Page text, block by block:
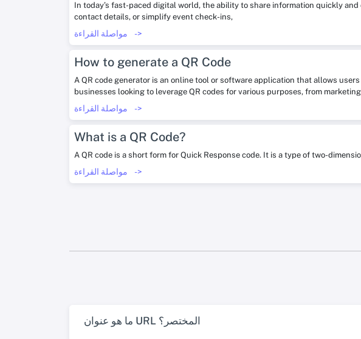
In today’s fast-paced digital world, the ability to share information quickly
contact details, or simplify event check-ins,
->
How to generate a QR Code
A QR code generator is an online tool or software application that allows
businesses looking to leverage QR codes for various purposes, from
->
What is a QR Code?
A QR code is a short form for Quick Response code. It is a type of two-
->
ما هو عنوان URL المختصر؟